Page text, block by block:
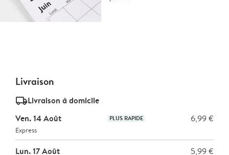
Livraison
delivery_standard_v2Livraison à domicile
Ven. 14 Août
PLUS RAPIDE 6,99 €
Express
Lun. 17 Août 5,99 €